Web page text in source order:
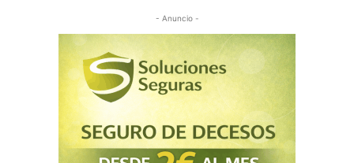
- Anuncio -